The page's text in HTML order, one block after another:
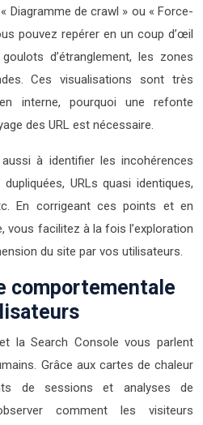
Diagramme de crawl » ou « Force-
pouvez repérer en un coup d’œil
d’étranglement, les zones
Ces visualisations sont très
interne, pourquoi une refonte
des URL est nécessaire.
à identifier les incohérences
URLs quasi identiques,
En corrigeant ces points et en
vous facilitez à la fois l’exploration
du site par vos utilisateurs.
comportementale
la Search Console vous parlent
Grâce aux cartes de chaleur
de sessions et analyses de
comment les visiteurs